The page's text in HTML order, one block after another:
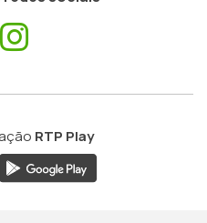
Facebook
RTP Play